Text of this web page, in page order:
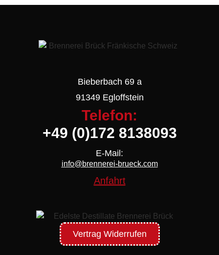
Bieberbach 69 a
91349 Egloffstein
Telefon:
+49 (0)172 8138093
E-Mail:
info@brennerei-brueck.com
Anfahrt
Vertrag Widerrufen